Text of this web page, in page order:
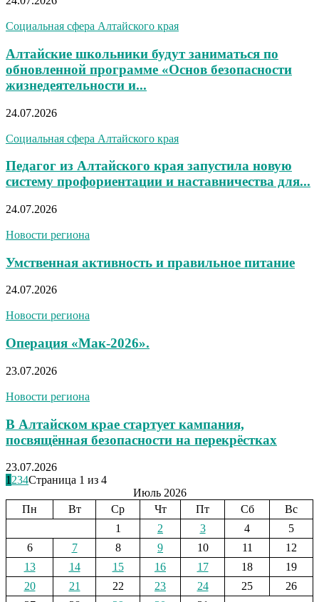
Социальная сфера Алтайского края
Алтайские школьники будут заниматься по
обновленной программе «Основ безопасности
жизнедеятельности и...
24.07.2026
Социальная сфера Алтайского края
Педагог из Алтайского края запустила новую
систему профориентации и наставничества для...
24.07.2026
Новости региона
Умственная активность и правильное питание
24.07.2026
Новости региона
Операция «Мак-2026».
23.07.2026
Новости региона
В Алтайском крае стартует кампания,
посвящённая безопасности на перекрёстках
23.07.2026
1 234Страница 1 из 4
Июль 2026
Пн
Вт Ср Чт Пт Сб
Вс
1
2 3 4
5
6
7 8 9 10 11
12
13
14 15 16 17 18
19
20
21 22 23 24 25
26